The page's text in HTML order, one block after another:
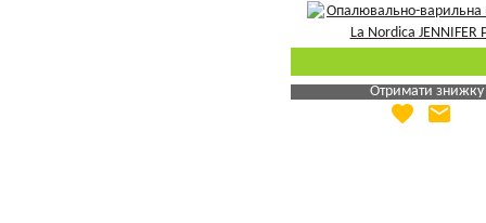
Отримати знижку
Яка Ваша ціна
favorite email